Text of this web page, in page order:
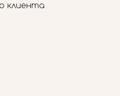
клиента